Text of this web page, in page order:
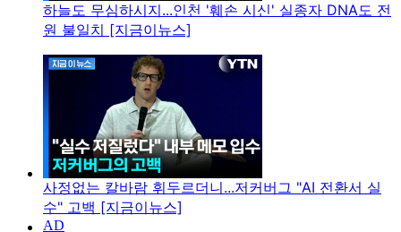
하늘도 무심하시지...인천 '훼손 시신' 실종자 DNA도 전
원 불일치 [지금이뉴스]
사정없는 칼바람 휘두르더니...저커버그 "AI 전환서 실
수" 고백 [지금이뉴스]